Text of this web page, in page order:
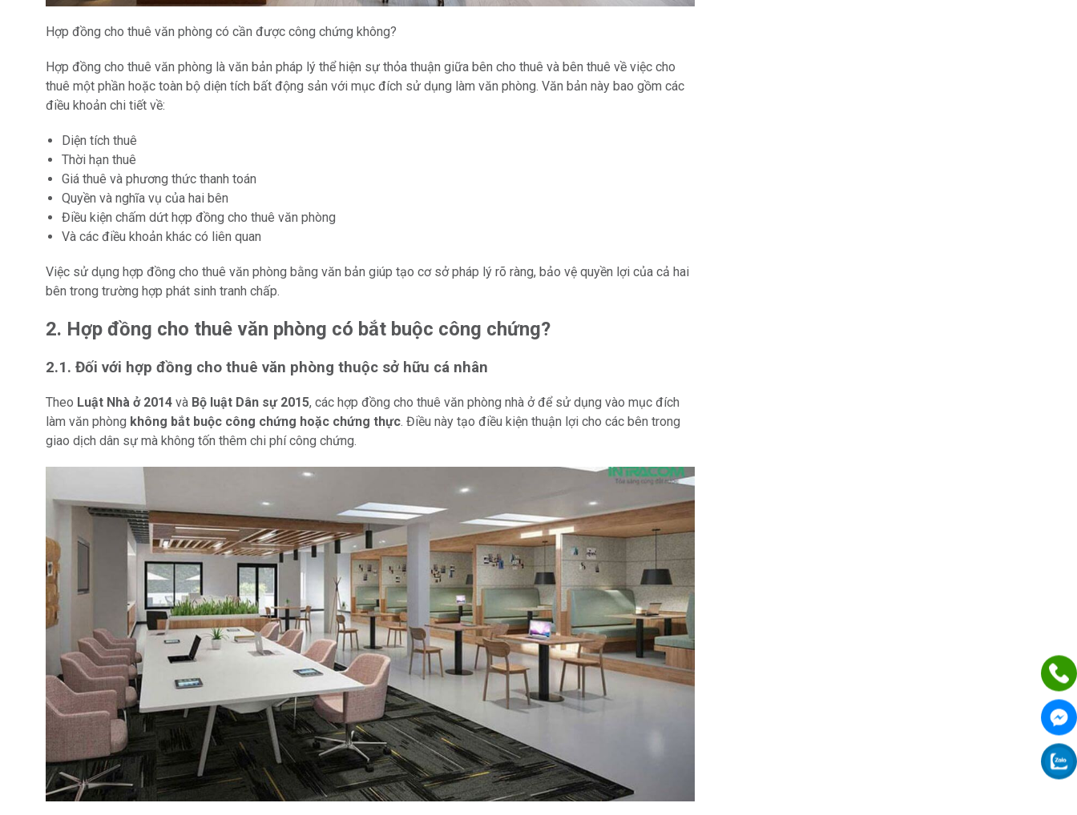
Hợp đồng cho thuê văn phòng có cần được công chứng không?
Hợp đồng cho thuê văn phòng là văn bản pháp lý thể hiện sự thỏa thuận giữa bên cho thuê và bên thuê về việc cho
thuê một phần hoặc toàn bộ diện tích bất động sản với mục đích sử dụng làm văn phòng. Văn bản này bao gồm các
điều khoản chi tiết về:
Diện tích thuê
Thời hạn thuê
Giá thuê và phương thức thanh toán
Quyền và nghĩa vụ của hai bên
Điều kiện chấm dứt hợp đồng cho thuê văn phòng
Và các điều khoản khác có liên quan
Việc sử dụng hợp đồng cho thuê văn phòng bằng văn bản giúp tạo cơ sở pháp lý rõ ràng, bảo vệ quyền lợi của cả hai
bên trong trường hợp phát sinh tranh chấp.
2. Hợp đồng cho thuê văn phòng có bắt buộc công chứng?
2.1. Đối với hợp đồng cho thuê văn phòng thuộc sở hữu cá nhân
Theo Luật Nhà ở 2014 và Bộ luật Dân sự 2015, các hợp đồng cho thuê văn phòng nhà ở để sử dụng vào mục đích
làm văn phòng không bắt buộc công chứng hoặc chứng thực. Điều này tạo điều kiện thuận lợi cho các bên trong
giao dịch dân sự mà không tốn thêm chi phí công chứng.